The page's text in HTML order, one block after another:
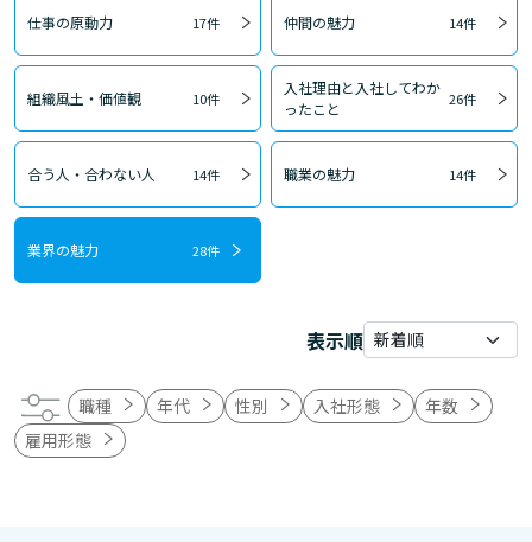
仕事の原動力 17件 仲間の魅力 14件
組織風土・価値観 10件
入社理由と入社してわか
ったこと
26件
合う人・合わない人 14件 職業の魅力 14件
業界の魅力 28件
表示順
職種 年代 性別 入社形態
年数
雇用形態